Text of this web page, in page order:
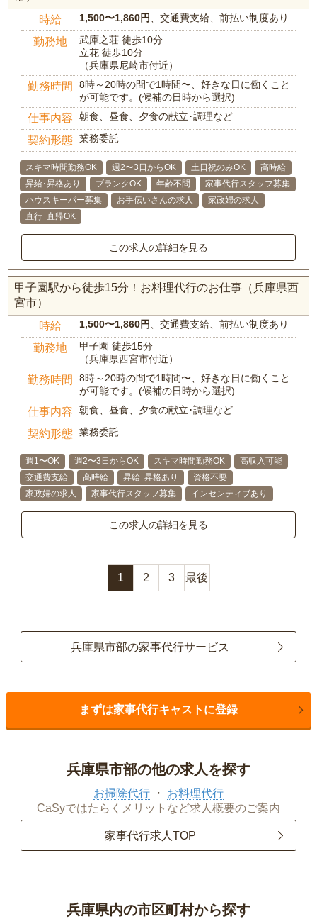
時給 1,500〜1,860円 、交通費支給、前払い制度あり
勤務地
武庫之荘 徒歩10分
立花 徒歩10分
（兵庫県尼崎市付近）
勤務時間
8時～20時の間で1時間〜、好きな日に働くこと
が可能です。(候補の日時から選択)
仕事内容 朝食、昼食、夕食の献立･調理など
契約形態 業務委託
スキマ時間勤務OK 週2〜3日からOK 土日祝のみOK
高時給
昇給･昇格あり
ブランクOK 年齢不問
家事代行スタッフ募集
ハウスキーパー募集
お手伝いさんの求人
家政婦の求人
直行･直帰OK
この求人の詳細を見る
甲子園駅から徒歩15分！お料理代行のお仕事（兵庫県西
宮市）
時給 1,500〜1,860円 、交通費支給、前払い制度あり
勤務地
甲子園 徒歩15分
（兵庫県西宮市付近）
勤務時間
8時～20時の間で1時間〜、好きな日に働くこと
が可能です。(候補の日時から選択)
仕事内容 朝食、昼食、夕食の献立･調理など
契約形態 業務委託
週1〜OK 週2〜3日からOK スキマ時間勤務OK
高収入可能
交通費支給
高時給 昇給･昇格あり
資格不要
家政婦の求人
家事代行スタッフ募集 インセンティブあり
この求人の詳細を見る
1 2 3 最後
兵庫県市部の家事代行サービス
まずは家事代行キャストに登録
兵庫県市部の他の求人を探す
お掃除代行
お料理代行
CaSyではたらくメリットなど求人概要のご案内
家事代行求人TOP
兵庫県内の市区町村から探す